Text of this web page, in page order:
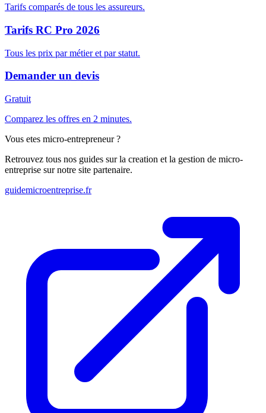
Tarifs comparés de tous les assureurs.
Tarifs RC Pro 2026
Tous les prix par métier et par statut.
Demander un devis
Gratuit
Comparez les offres en 2 minutes.
Vous etes micro-entrepreneur ?
Retrouvez tous nos guides sur la creation et la gestion de micro-
entreprise sur notre site partenaire.
guidemicroentreprise.fr